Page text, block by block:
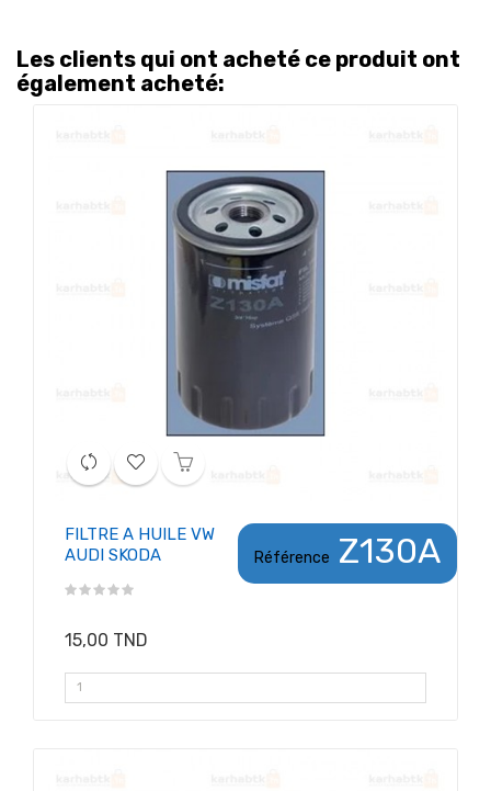
Les clients qui ont acheté ce produit ont
également acheté:
Référence Z130A
FILTRE A HUILE VW
AUDI SKODA
15,00 TND